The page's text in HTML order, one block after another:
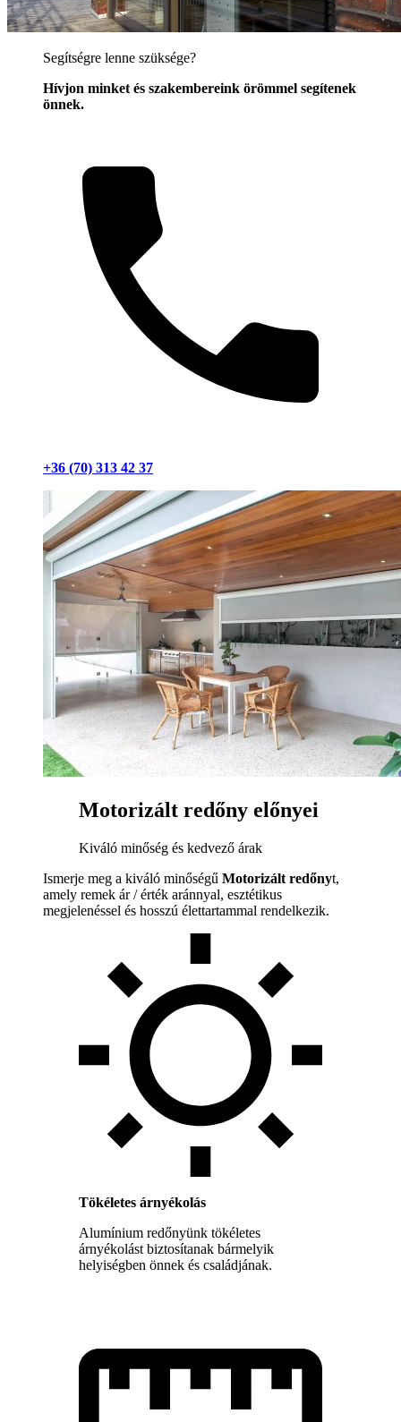
Segítségre lenne szüksége?
Hívjon minket és szakembereink örömmel segítenek
önnek.
+36 (70) 313 42 37
Motorizált redőny előnyei
Kiváló minőség és kedvező árak
Ismerje meg a kiváló minőségű Motorizált redőnyt,
amely remek ár / érték aránnyal, esztétikus
megjelenéssel és hosszú élettartammal rendelkezik.
Tökéletes árnyékolás
Alumínium redőnyünk tökéletes
árnyékolást biztosítanak bármelyik
helyiségben önnek és családjának.